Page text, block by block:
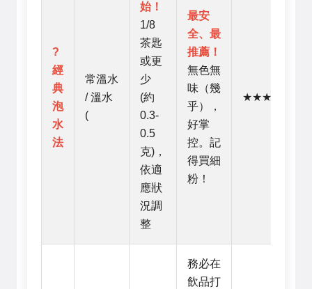
?
經
典
泡
水
法
常溫水
/ 溫水
(
始！
1/8
茶匙
或更
少
(約
0.3-
0.5
克)，
依適
應狀
況調
整
最安
全、最
推薦！
無色無
味（幾
乎），
好掌
控。記
得買細
粉！
★★★★★
務必在
飲品打